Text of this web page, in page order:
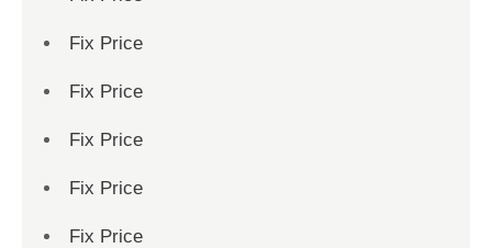
Fix Price
Fix Price
Fix Price
Fix Price
Fix Price